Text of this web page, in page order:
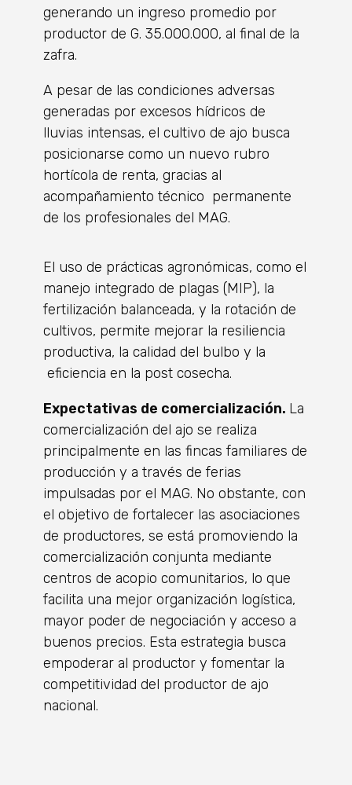
generando un ingreso promedio por
productor de G. 35.000.000, al final de la
zafra.
A pesar de las condiciones adversas
generadas por excesos hídricos de
lluvias intensas, el cultivo de ajo busca
posicionarse como un nuevo rubro
hortícola de renta, gracias al
acompañamiento técnico permanente
de los profesionales del MAG.
El uso de prácticas agronómicas, como el
manejo integrado de plagas (MIP), la
fertilización balanceada, y la rotación de
cultivos, permite mejorar la resiliencia
productiva, la calidad del bulbo y la
eficiencia en la post cosecha.
Expectativas de comercialización. La
comercialización del ajo se realiza
principalmente en las fincas familiares de
producción y a través de ferias
impulsadas por el MAG. No obstante, con
el objetivo de fortalecer las asociaciones
de productores, se está promoviendo la
comercialización conjunta mediante
centros de acopio comunitarios, lo que
facilita una mejor organización logística,
mayor poder de negociación y acceso a
buenos precios. Esta estrategia busca
empoderar al productor y fomentar la
competitividad del productor de ajo
nacional.